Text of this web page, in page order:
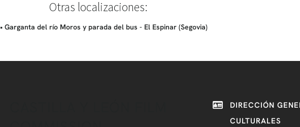
Otras localizaciones:
• Garganta del río Moros y parada del bus - El Espinar (Segovia)
DIRECCIÓN
CULTURALES